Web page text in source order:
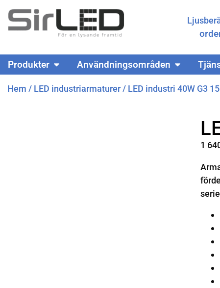
Produkter Användningsområden
Hem / LED industriarmaturer / LED industri 40W G3
1